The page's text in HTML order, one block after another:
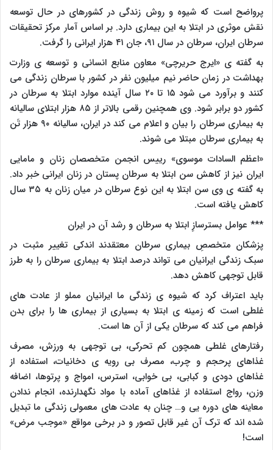
پرواضح است که شیوه و روش زندگی در کشورهای در حال توسعه
نقش موثری در ابتلا به این بیماری دارد. بر اساس آمار مرکز تحقیقات
سرطان ایران، سرطان در سال ۹۱، جان ۴۱ هزار ایرانی را گرفت.
به گفته ی «ایرج حریرچی» معاون منابع انسانی و توسعه ی وزارت
بهداشت در زمان حاضر نیم میلیون نفر در کشور با سرطان زندگی می
کنند و برآورد می شود ۱۵ تا ۲۰ سال آینده موارد ابتلا به سرطان در
کشور دو برابر شود. وی همچنین رقمی بالاتر از ۸۵ هزار ابتلای سالیانه
به بیماری سرطان را بیان و اعلام می کند در ایران، سالیانه ۹۰ هزار تَن
به بیماری سرطان مبتلا می شوند.
«اعظم السادات موسوی» رییس انجمن متخصصان زنان و مامایی
ایران نیز از کاهش سن ابتلا به سرطان پستان در زنان ایرانی خبر داد.
به گفته ی وی سن ابتلا به این نوع سرطان در میان زنان به ۳۵ سال
کاهش یافته است.
*** عوامل بسترسازِ ابتلا به سرطان و رشد آن در ایران
پزشکان متخصصِ بیماری سرطان معتقدند اندکی تغییر مثبت در
سبک زندگی ایرانیان می تواند درصد ابتلا به بیماری سرطان را به طرز
قابل توجهی کاهش دهد.
باید اعتراف کرد که شیوه ی زندگی ما ایرانیان مملو از عادت های
غلطی است که زمینه ی ابتلا به بسیاری از بیماری ها را برای بدن
فراهم می کند که سرطان یکی از آن ها است.
رفتارهای غلطی همچون کم تحرکی، بی توجهی به ورزش، مصرف
غذاهای پرحجم و چرب، مصرف بی رویه ی دخانیات، استفاده از
غذاهای دودی و کبابی، بی خوابی، استرس، امواج و پرتوها، اضافه
وزن، رواج استفاده از غذاهای آماده با مواد نگهدارنده، انجام ندادن
معاینه های دوره یی و… چنان به عادت های معمولی زندگی ما تبدیل
شده اند که ترک آن غیر قابل تصور و در برخی مواقع «موجب مرض»
است!